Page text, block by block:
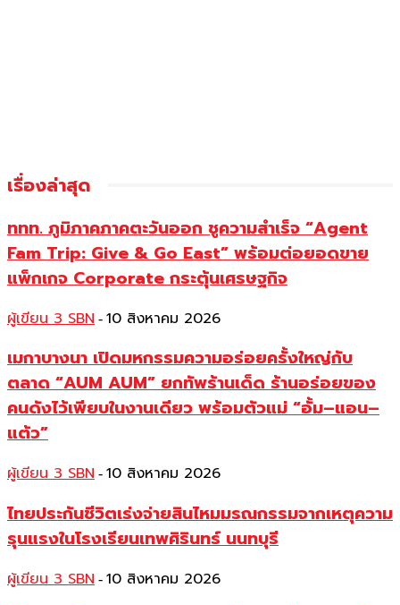
เรื่องล่าสุด
ททท. ภูมิภาคภาคตะวันออก ชูความสำเร็จ “Agent
Fam Trip: Give & Go East” พร้อมต่อยอดขาย
แพ็กเกจ Corporate กระตุ้นเศรษฐกิจ
ผู้เขียน 3 SBN - 10 สิงหาคม 2026
เมกาบางนา เปิดมหกรรมความอร่อยครั้งใหญ่กับ
ตลาด “AUM AUM” ยกทัพร้านเด็ด ร้านอร่อยของ
คนดังไว้เพียบในงานเดียว พร้อมตัวแม่ “อั้ม–แอน–
แต้ว”
ผู้เขียน 3 SBN - 10 สิงหาคม 2026
ไทยประกันชีวิตเร่งจ่ายสินไหมมรณกรรมจากเหตุความ
รุนแรงในโรงเรียนเทพศิรินทร์ นนทบุรี
ผู้เขียน 3 SBN - 10 สิงหาคม 2026